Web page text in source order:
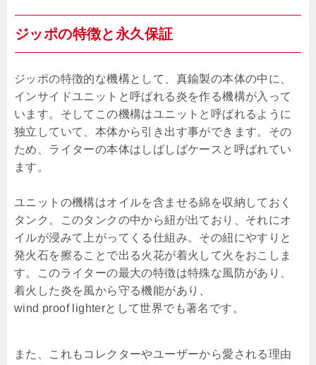
ジッポの特徴と永久保証
ジッポの特徴的な機構として、真鍮製の本体の中に、
インサイドユニットと呼ばれる炎を作る機構が入って
います。そしてこの機構はユニットと呼ばれるように
独立していて、本体から引き出す事ができます。その
ため、ライターの本体はしばしばケースと呼ばれてい
ます。
ユニットの機構はオイルを含ませる綿を収納しておく
タンク。このタンクの中から紐が出ており、それにオ
イルが浸みて上がってくる仕組み。その紐にやすりと
発火石を擦ることで出る火花が着火して火をおこしま
す。このライターの最大の特徴は特殊な風防があり、
着火した炎を風から守る機能があり、
wind proof lighterとして世界でも著名です。
また、これもコレクターやユーザーから愛される理由